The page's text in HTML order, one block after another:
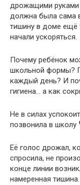
дрожащими руками
должна была сама
тишину в доме ещё
начали ускоряться.
Почему ребёнок
школьной формы?
каждый день? И
гигиена… а как
Не в силах
позвонила в школу
Её голос дрожал,
спросила, не
конце линии
намеренная